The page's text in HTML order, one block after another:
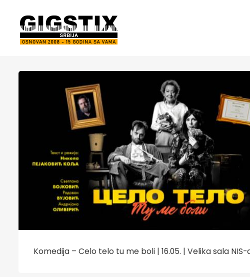
Komedija – Celo telo tu me boli | 16.05. | Velika sala NIS-